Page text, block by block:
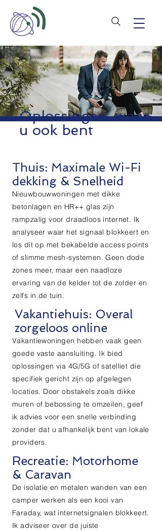
Oplossingen waar
u ook bent
Thuis: Maximale Wi-Fi
dekking & Snelheid
Nieuwbouwwoningen met dikke
betonlagen en HR++ glas zijn
rampzalig voor draadloos internet. Ik
analyseer waar het signaal blokkeert en
los dit op met bekabelde access points
of slimme mesh-systemen. Geen dode
zones meer, maar een naadloze
ervaring van de kelder tot de zolder en
zelfs in de tuin.
Vakantiehuis: Overal
zorgeloos online
Vakantiewoningen hebben vaak geen
goede vaste aansluiting. Ik bied
oplossingen via 4G/5G of satelliet die
specifiek gericht zijn op afgelegen
locaties. Door obstakels zoals dikke
muren of bebossing te omzeilen, geef
ik advies voor een snelle verbinding
zonder dat u afhankelijk bent van lokale
providers.
Recreatie: Motorhome
& Caravan
De isolatie en metalen wanden van een
camper werken als een kooi van
Faraday, wat internetsignalen blokkeert.
Ik adviseer over de juiste